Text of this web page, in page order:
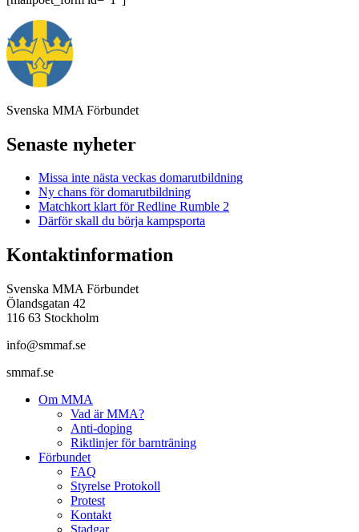
Svenska MMA Förbundet
Senaste nyheter
Missa inte nästa veckas domarutbildning
Ny chans för domarutbildning
Matchkort klart för Redline Rumble 2
Därför skall du börja kampsporta
Kontaktinformation
Svenska MMA Förbundet
Ölandsgatan 42
116 63 Stockholm
info@smmaf.se
smmaf.se
Om MMA
Vad är MMA?
Anti-doping
Riktlinjer för barnträning
Förbundet
FAQ
Styrelse Protokoll
Protest
Kontakt